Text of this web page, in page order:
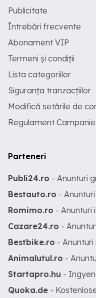
Publicitate
Întrebări frecvente
Abonament VIP
Termeni și condiții
Lista categoriilor
Siguranța tranzacțiilor
Modifică setările de
Regulament Campanie
Parteneri
Publi24.ro - Anunturi
Bestauto.ro -
Romimo.ro - Anunturi
Cazare24.ro -
Bestbike.ro -
Animalutul.ro -
Startapro.hu -
Quoka.de -